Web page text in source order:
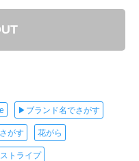
▶ブランド名でさがす
がす 花がら
ストライプ